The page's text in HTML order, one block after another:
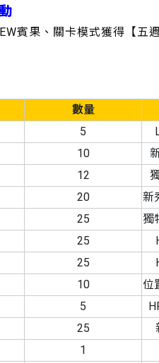
賓果、關卡模式獲得【五
數量
5
10
12
20 新
25 獨
25
25
10 位
5
25
1